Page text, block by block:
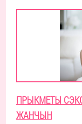
ПРЫКМЕТЫ
ЖАНЧЫН